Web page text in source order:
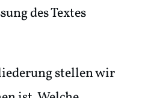
des Textes
stellen wir